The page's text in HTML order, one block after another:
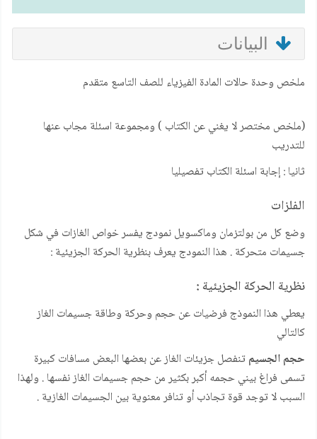
البيانات
ملخص وحدة حالات المادة الفيزياء للصف التاسع متقدم
(ملخص مختصر لا يغني عن الكتاب ) ومجموعة اسئلة مجاب عنها
للتدريب
ثانيا : إجابة اسئلة الكتاب تفصيليا
الفلزات
وضع كل من بولتزمان وماكسويل نمودج يفسر خواص الغازات في شكل
جسيمات متحركة . هذا النمودج يعرف بنظرية الحركة الجزيئية :
نظرية الحركة الجزيئية :
يعطي هذا النموذج فرضيات عن حجم وحركة وطاقة جسيمات الغاز
كالتالي
حجم الجسيمتنفصل جزيئات الغاز عن بعضها البعض مسافات كبيرة
تسمى فراغ بيني حجمه أكبر بكثير من حجم جسيمات الغاز نفسها . ولهذا
السبب لا توجد قوة تجاذب أو تنافر معنوية بين الجسيمات الغازية .